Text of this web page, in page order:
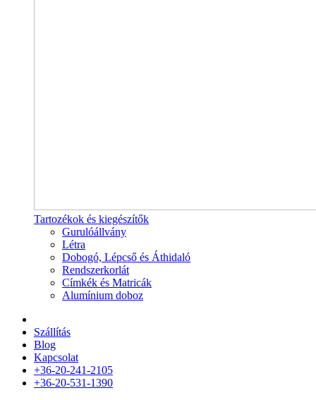
Tartozékok és kiegészítők
Gurulóállvány
Létra
Dobogó, Lépcső és Áthidaló
Rendszerkorlát
Címkék és Matricák
Alumínium doboz
Szállítás
Blog
Kapcsolat
+36-20-241-2105
+36-20-531-1390